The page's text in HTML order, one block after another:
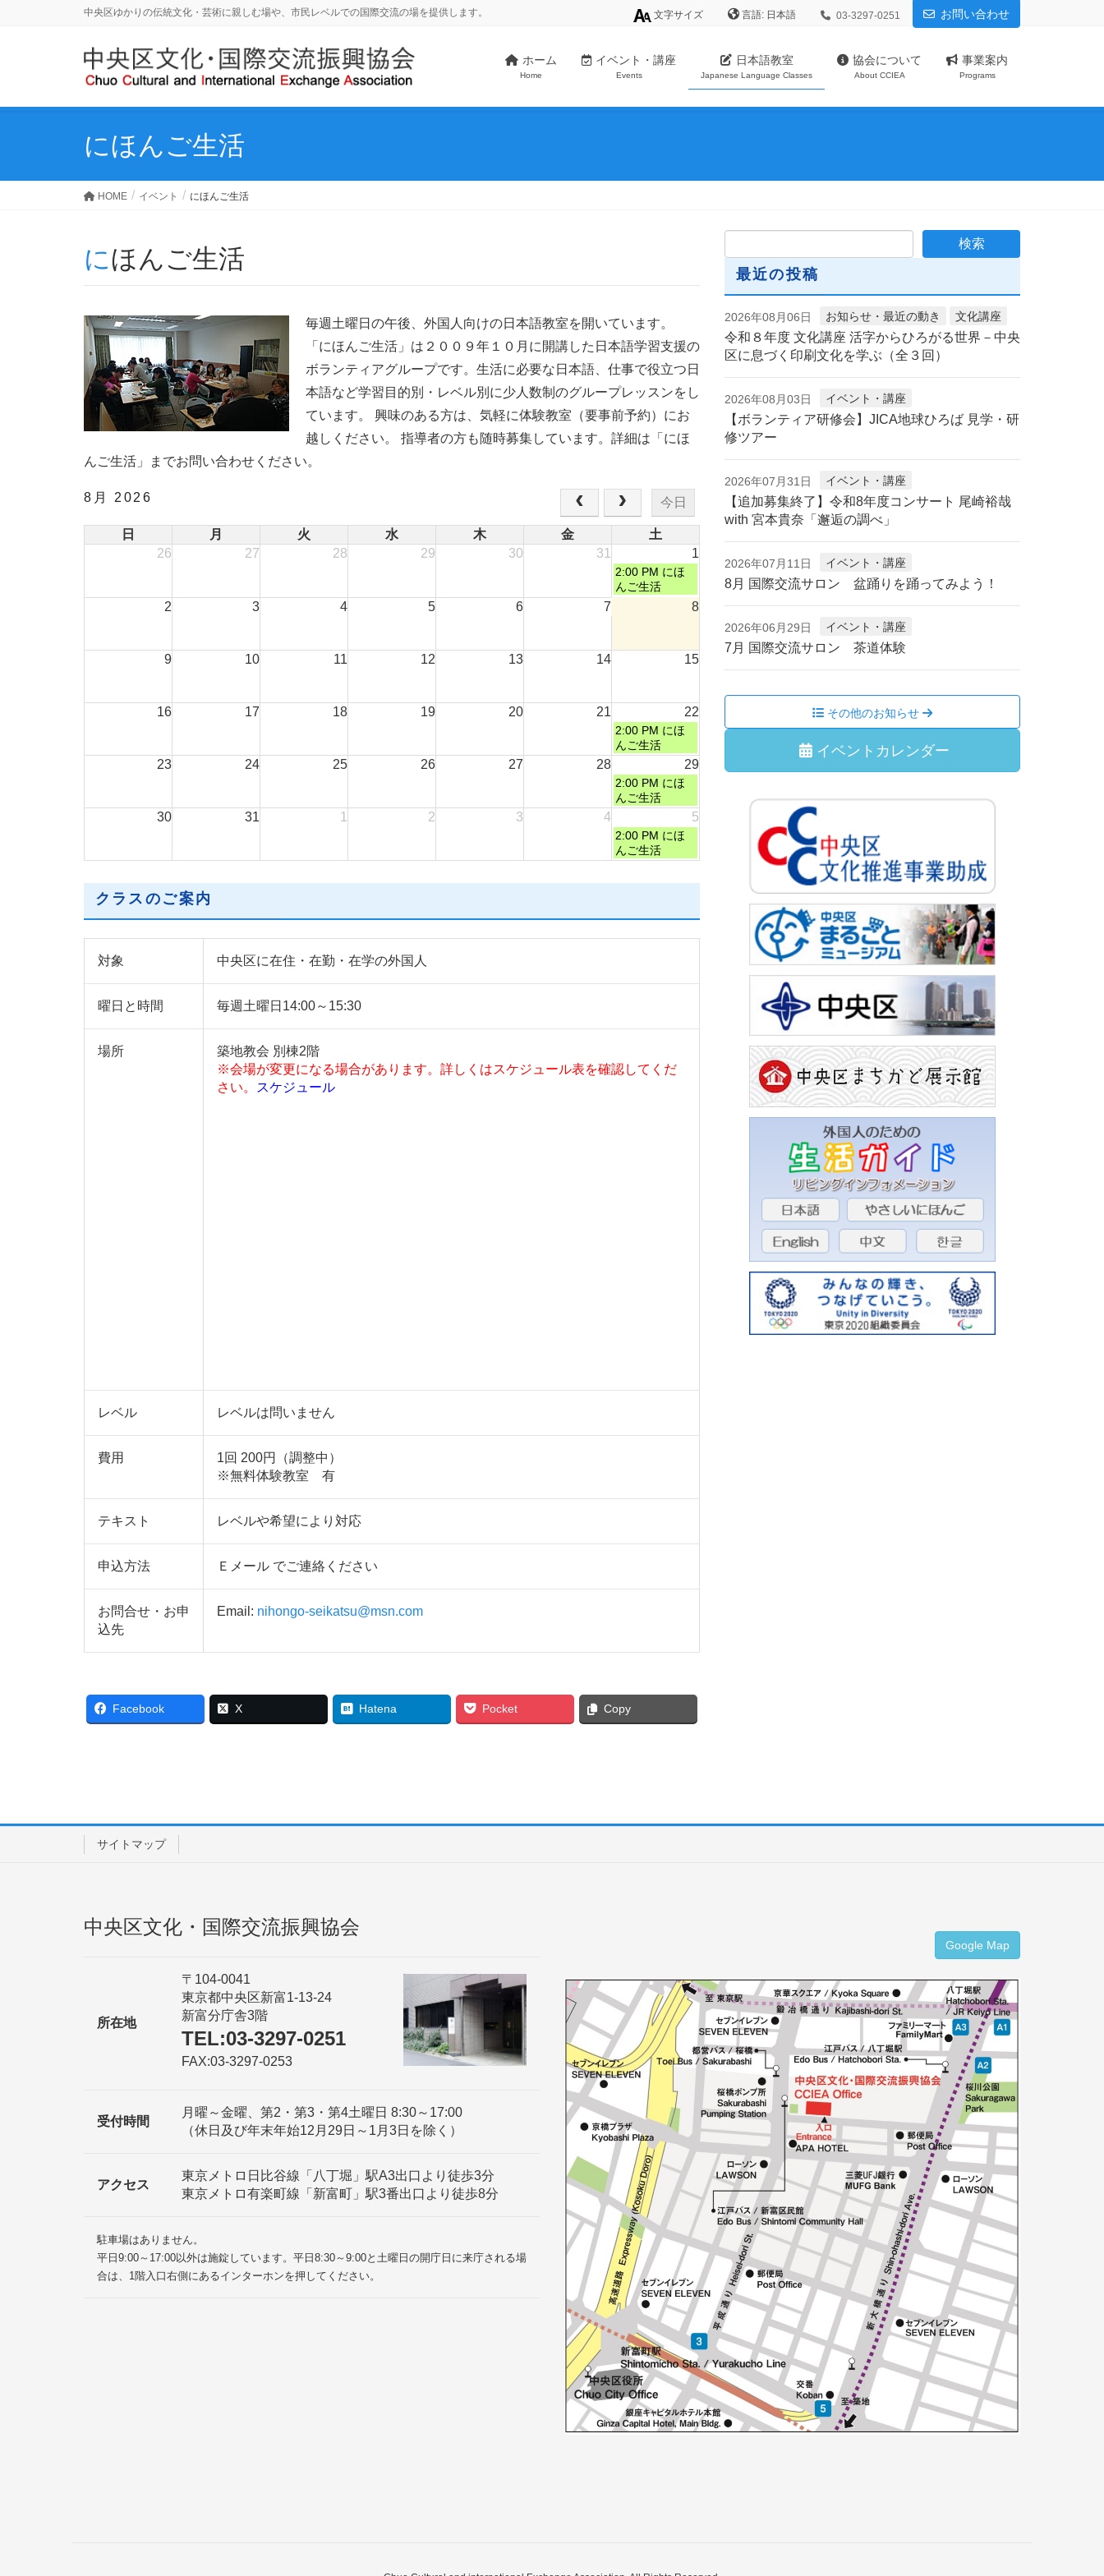
中央区ゆかりの伝統文化・芸術に親しむ場や、市民レベルでの国際交流の場を提供します。 文字サイズ 言語: 03-3297-0251 お問い合わせ
ホーム
Home
イベント・講座
Events
日本語教室
Japanese Language Classes
協会について
About CCIEA
事業案内
Programs
にほんご生活
HOME イベント にほんご生活
にほんご生活
毎週土曜日の午後、外国人向けの日本語教室を開いています。
「にほんご生活」は２００９年１０月に開講した日本語学習支援の
ボランティアグループです。生活に必要な日本語、仕事で役立つ日
本語など学習目的別・レベル別に少人数制のグループレッスンをし
ています。 興味のある方は、気軽に体験教室（要事前予約）にお
越しください。 指導者の方も随時募集しています。詳細は「にほ
んご生活」までお問い合わせください。
8月 2026 今日
日 月 火 水 木 金
土
26
27 28 29 30 31 1
2:00 PM にほ
んご生活
2 3 4 5 6 7 8
9 10 11 12 13 14 15
16 17 18 19 20 21 22
2:00 PM にほ
んご生活
23 24 25 26 27 28 29
2:00 PM にほ
んご生活
30 31 1 2 3 4 5
2:00 PM にほ
んご生活
クラスのご案内
対象 中央区に在住・在勤・在学の外国人
曜日と時間 毎週土曜日14:00～15:30
場所
築地教会 別棟2階
※会場が変更になる場合があります。詳しくはスケジュール表を確認してくだ
さい。
スケジュール
レベル レベルは問いません
費用
1回 200円（調整中）
※無料体験教室 有
テキスト レベルや希望により対応
申込方法 Ｅメール でご連絡ください
お問合せ・お申
込先
Email: nihongo-seikatsu@msn.com
Facebook X Hatena Pocket Copy
最近の投稿
2026年08月06日 お知らせ・最近の動き 文化講座
令和８年度 文化講座 活字からひろがる世界－中央
区に息づく印刷文化を学ぶ（全３回）
2026年08月03日 イベント・講座
【ボランティア研修会】JICA地球ひろば 見学・研
修ツアー
2026年07月31日 イベント・講座
【追加募集終了】令和8年度コンサート 尾崎裕哉
with 宮本貴奈「邂逅の調べ」
2026年07月11日 イベント・講座
8月 国際交流サロン 盆踊りを踊ってみよう！
2026年06月29日 イベント・講座
7月 国際交流サロン 茶道体験
その他のお知らせ
イベントカレンダー
サイトマップ
中央区文化・国際交流振興協会
所在地
〒104-0041
東京都中央区新富1-13-24
新富分庁舎3階
TEL:03-3297-0251
FAX:03-3297-0253
受付時間
月曜～金曜、第2・第3・第4土曜日 8:30～17:00
（休日及び年末年始12月29日～1月3日を除く）
アクセス
東京メトロ日比谷線「八丁堀」駅A3出口より徒歩3分
東京メトロ有楽町線「新富町」駅3番出口より徒歩8分
駐車場はありません。
平日9:00～17:00以外は施錠しています。平日8:30～9:00と土曜日の開庁日に来庁される場
合は、1階入口右側にあるインターホンを押してください。
Google Map